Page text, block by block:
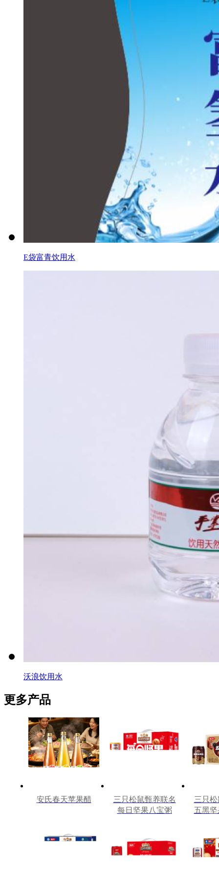
E袋富青饮用水
沃浪饮用水
更多产品
安氏春天苹果醋
三只松鼠甄养联名
每日坚果八宝粥
三只
五黑